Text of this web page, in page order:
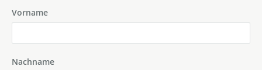
Vorname
Nachname